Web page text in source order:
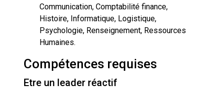
Communication, Comptabilité finance,
Histoire, Informatique, Logistique,
Psychologie, Renseignement, Ressources
Humaines.
Compétences requises
Etre un leader réactif